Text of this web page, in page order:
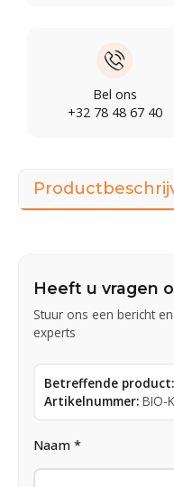
Bel ons
+32 78 48 67 40
Heeft u vragen
Stuur ons een bericht
experts
Betreffende product:
Artikelnummer: BIO-
Naam *